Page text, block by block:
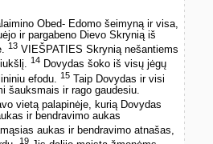
Obed- Edomo šeimyną ir visa,
ir pargabeno Dievo Skrynią iš
13 VIEŠPATIES Skrynią nešantiems
14 Dovydas šoko iš visų jėgų
efodu. 15 Taip Dovydas ir visi
šauksmais ir rago gaudesiu.
vietą palapinėje, kurią Dovydas
ir bendravimo aukas
aukas ir bendravimo atnašas,
19